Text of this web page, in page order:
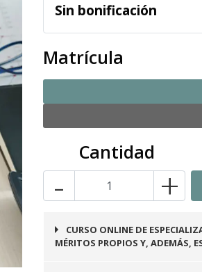
Sin bonificación
Matrícula
Cantidad
- +
CURSO ONLINE DE
MÉRITOS PROPIOS Y, ADEMÁS,